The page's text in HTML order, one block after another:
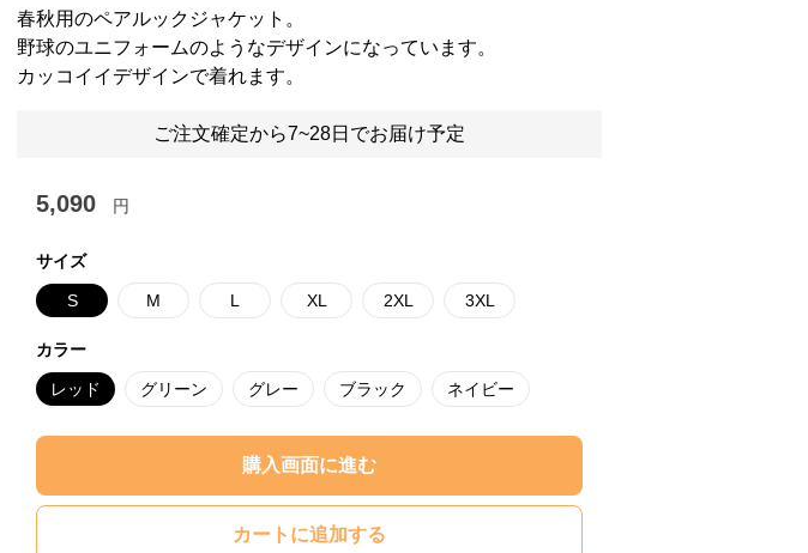
slide
春秋用のペアルックジャケット。
野球のユニフォームのようなデザインになっています。
カッコイイデザインで着れます。
ご注文確定から7~28日でお届け予定
5,090 円
サイズ
S M L XL 2XL 3XL
カラー
レッド グリーン グレー ブラック ネイビー
購入画面に進む
カートに追加する